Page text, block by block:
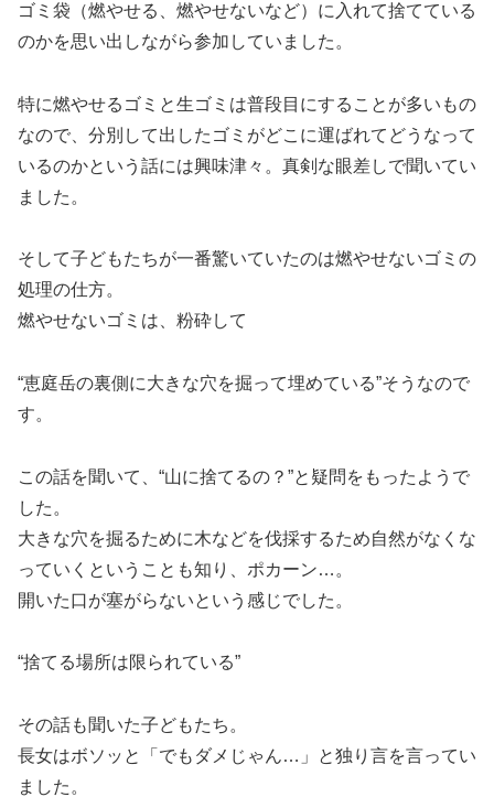
ゴミ袋（燃やせる、燃やせないなど）に入れて捨てている
のかを思い出しながら参加していました。
特に燃やせるゴミと生ゴミは普段目にすることが多いもの
なので、分別して出したゴミがどこに運ばれてどうなって
いるのかという話には興味津々。真剣な眼差しで聞いてい
ました。
そして子どもたちが一番驚いていたのは燃やせないゴミの
処理の仕方。
燃やせないゴミは、粉砕して
“恵庭岳の裏側に大きな穴を掘って埋めている”そうなので
す。
この話を聞いて、“山に捨てるの？”と疑問をもったようで
した。
大きな穴を掘るために木などを伐採するため自然がなくな
っていくということも知り、ポカーン…。
開いた口が塞がらないという感じでした。
“捨てる場所は限られている”
その話も聞いた子どもたち。
長女はボソッと「でもダメじゃん…」と独り言を言ってい
ました。